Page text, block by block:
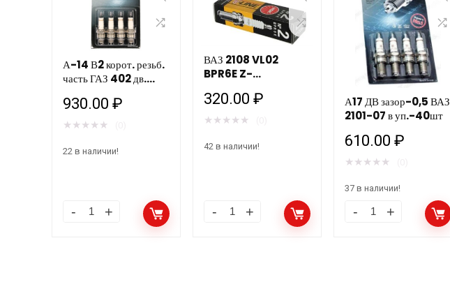
А-14 В2 корот. резьб.
часть ГАЗ 402 дв.
930.00 ₽
★ ★ ★ ★ ★
22 в наличии!
ВАЗ 2108 VL02
BPR6E Z-
карб. NGK
320.00 ₽
★ ★ ★ ★ ★
42 в наличии!
А17 ДВ зазор-0,5 ВАЗ
2101-07 в уп.-40шт
610.00 ₽
★ ★ ★ ★ ★
37 в наличии!